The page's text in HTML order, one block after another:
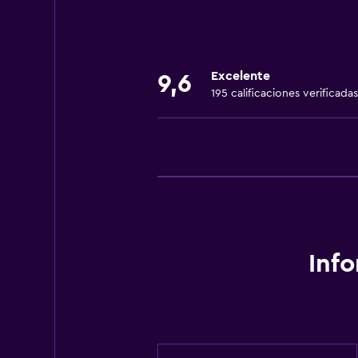
Vista a la montaña
Instalaciones para reuniones
9,6 Excelente
195 calificaciones verificadas